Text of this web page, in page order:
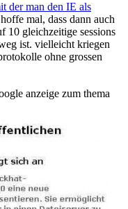
der man den IE als
mal, dass dann auch
10 gleichzeitige sessions
ist. vielleicht kriegen
ohne grossen
anzeige zum thema